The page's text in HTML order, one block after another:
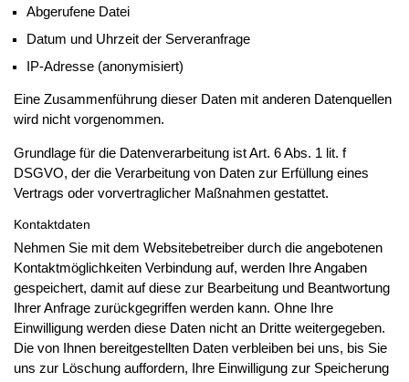
Abgerufene Datei
Datum und Uhrzeit der Serveranfrage
IP-Adresse (anonymisiert)
Eine Zusammenführung dieser Daten mit anderen Datenquellen
wird nicht vorgenommen.
Grundlage für die Datenverarbeitung ist Art. 6 Abs. 1 lit. f
DSGVO, der die Verarbeitung von Daten zur Erfüllung eines
Vertrags oder vorvertraglicher Maßnahmen gestattet.
Kontaktdaten
Nehmen Sie mit dem Websitebetreiber durch die angebotenen
Kontaktmöglichkeiten Verbindung auf, werden Ihre Angaben
gespeichert, damit auf diese zur Bearbeitung und Beantwortung
Ihrer Anfrage zurückgegriffen werden kann. Ohne Ihre
Einwilligung werden diese Daten nicht an Dritte weitergegeben.
Die von Ihnen bereitgestellten Daten verbleiben bei uns, bis Sie
uns zur Löschung auffordern, Ihre Einwilligung zur Speicherung